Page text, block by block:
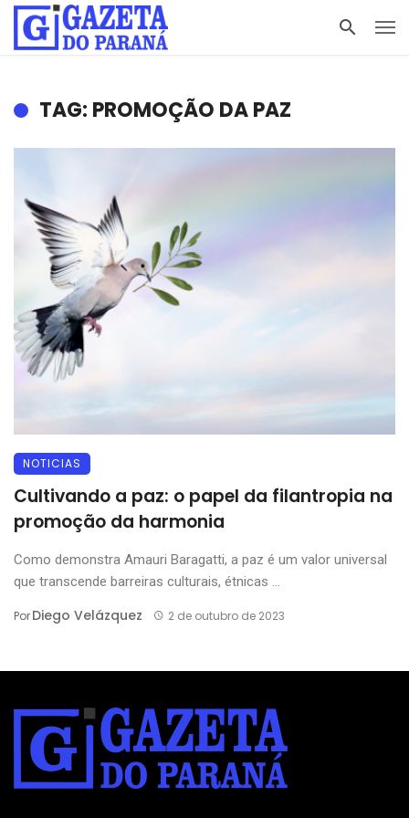
TAG: PROMOÇÃO DA PAZ
NOTICIAS
Cultivando a paz: o papel da filantropia na
promoção da harmonia
Como demonstra Amauri Baragatti, a paz é um valor universal
que transcende barreiras culturais, étnicas ...
PorDiego Velázquez 2 de outubro de 2023